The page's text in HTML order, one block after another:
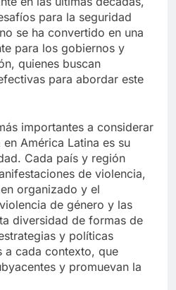
para la seguridad
se ha convertido en una
para los gobiernos y
quienes buscan
para abordar este
importantes a considerar
América Latina es su
Cada país y región
de violencia,
organizado y el
de género y las
diversidad de formas de
y políticas
a cada contexto, que
y promuevan la